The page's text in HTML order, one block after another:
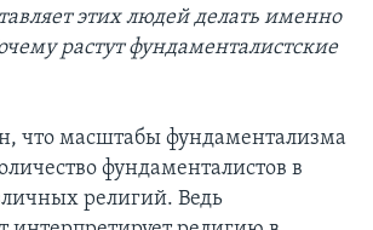
этих людей делать именно
растут фундаменталистские
что масштабы фундаментализма
фундаменталистов в
религий. Ведь